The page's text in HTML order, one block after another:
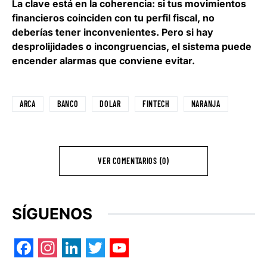
La clave está en la coherencia: si tus movimientos
financieros coinciden con tu perfil fiscal, no
deberías tener inconvenientes. Pero si hay
desprolijidades o incongruencias, el sistema puede
encender alarmas que conviene evitar.
ARCA BANCO DOLAR FINTECH NARANJA
VER COMENTARIOS (0)
SÍGUENOS